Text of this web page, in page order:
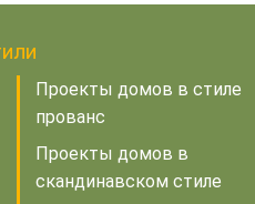
Проекты домов в стиле
прованс
Проекты домов в
скандинавском стиле